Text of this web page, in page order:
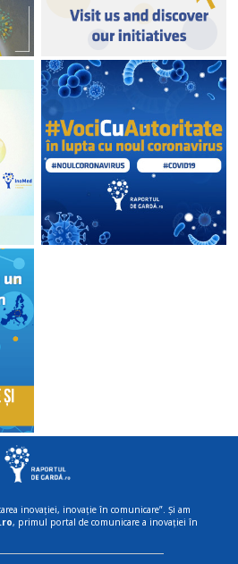
inovației, inovație în comunicare”. Și am
, primul portal de comunicare a inovației în